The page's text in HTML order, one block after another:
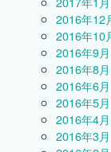
2016年12
2016年10
2016年9月
2016年8月
2016年6月
2016年5月
2016年4月
2016年3月